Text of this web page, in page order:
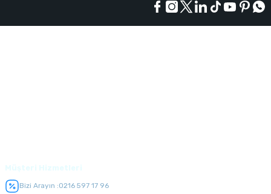
Bizi Arayın :0216 597 17 96